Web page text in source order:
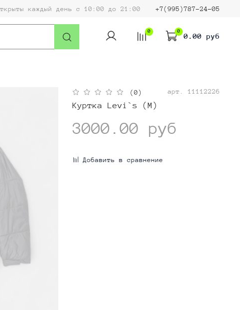
каждый день с 10:00 до 21:00 +7(995)787-24-05
0 0
0.00 руб
(0) арт. 11112226
Куртка Levi`s (M)
3000.00 руб
Добавить в сравнение